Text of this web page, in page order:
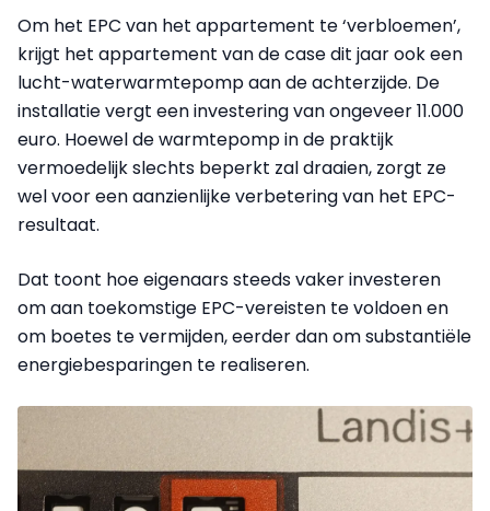
Om het EPC van het appartement te ‘verbloemen’,
krijgt het appartement van de case dit jaar ook een
lucht-waterwarmtepomp aan de achterzijde. De
installatie vergt een investering van ongeveer 11.000
euro. Hoewel de warmtepomp in de praktijk
vermoedelijk slechts beperkt zal draaien, zorgt ze
wel voor een aanzienlijke verbetering van het EPC-
resultaat.
Dat toont hoe eigenaars steeds vaker investeren
om aan toekomstige EPC-vereisten te voldoen en
om boetes te vermijden, eerder dan om substantiële
energiebesparingen te realiseren.